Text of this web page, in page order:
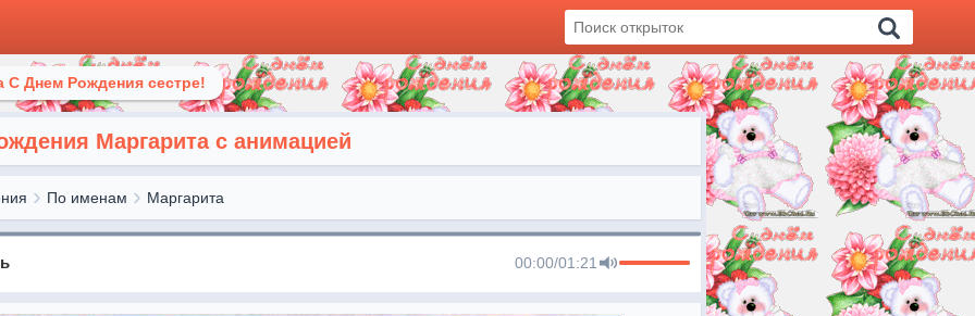
С Днем Рождения сестре!
Маргарита с анимацией
По именам Маргарита
00:00/01:21